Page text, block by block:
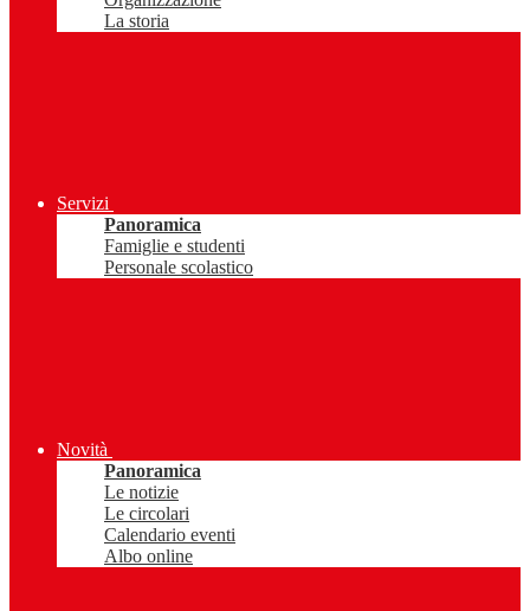
La storia
Servizi
Panoramica
Famiglie e studenti
Personale scolastico
Novità
Panoramica
Le notizie
Le circolari
Calendario eventi
Albo online